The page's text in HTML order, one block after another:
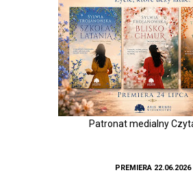
Patronat medialny
PREMIERA 22.06.2026